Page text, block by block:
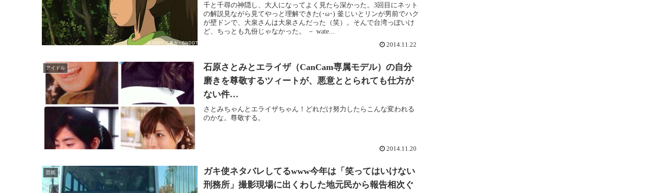
千と千尋の神隠し、大人になってよく見たら深かった。3回目にネット
の解説見ながら見てやっと理解できた(･ω･) 釜じいとリンが男前でハク
が壁ドンで、大泉さんは大泉さんだった（笑）。そんで台湾っぽいけ
ど、ちっとも九份じゃなかった。 － wate...
2014.11.22
アイドル
石原さとみとエライザ（CanCam専属モデル）の自分
磨きを尊敬するツィートが、悪意ととられても仕方が
ない件…
さとみちゃんとエライザちゃん！どれだけ努力したらこんな変われる
のかな。尊敬する。
2014.11.20
芸能
ガキ使ネタバレしてるwww今年は「笑ってはいけない
刑務所」撮影現場に出くわした地元民から報告相次ぐ